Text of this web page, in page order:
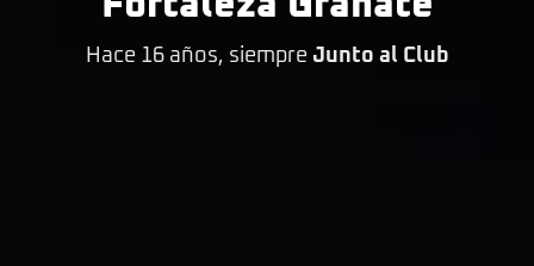
Hace 16 años, siempre Junto al Club